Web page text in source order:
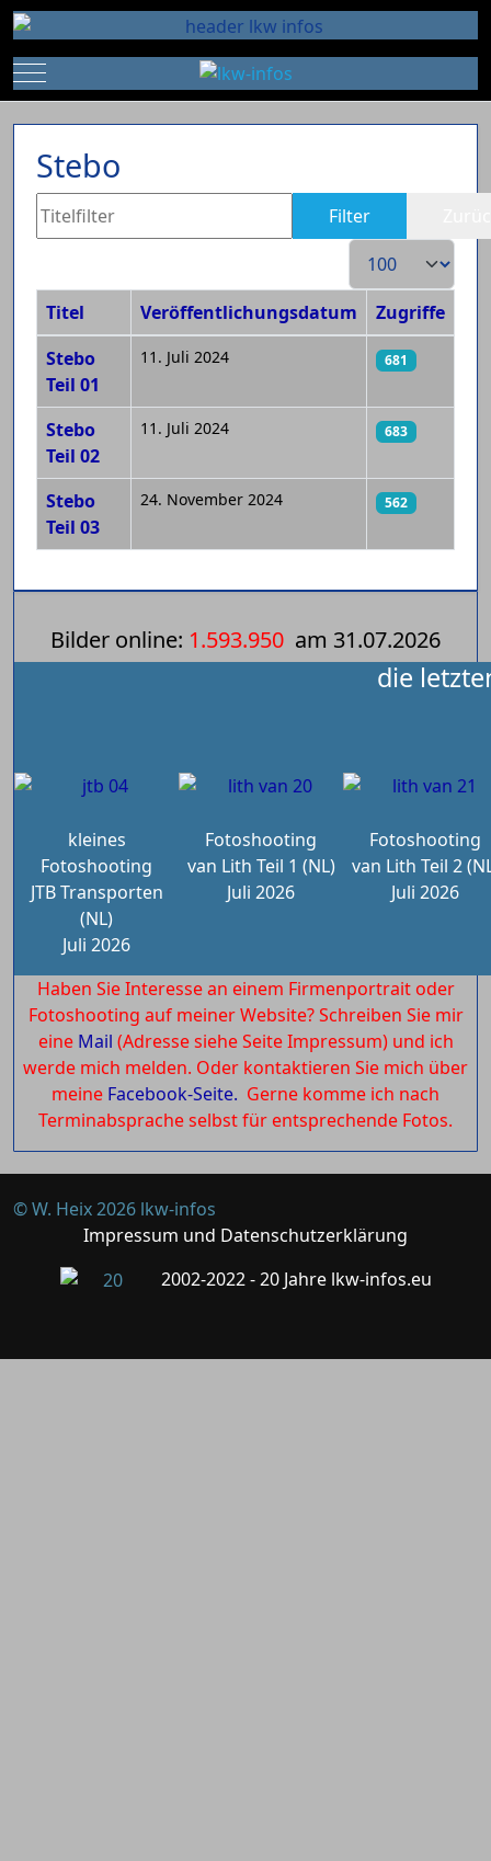
Mobile Menu Toggle
Stebo
Titelfilter Filter
Anzeige #
Beiträge
Titel Veröffentlichungsdatum
Zugriffe
Stebo
Teil 01
11. Juli 2024 681
Stebo
Teil 02
11. Juli 2024 683
Stebo
Teil 03
24. November 2024 562
Bilder online: 1.593.950 am 31.07.2026
die
kleines
Fotoshooting
JTB Transporten
(NL)
Juli 2026
Fotoshooting
van Lith Teil 1 (NL)
Juli 2026
Fotoshooting
van Lith Teil 2
Juli 2026
Haben Sie Interesse an einem Firmenportrait oder
Fotoshooting auf meiner Website? Schreiben Sie mir
eine Mail (Adresse siehe Seite Impressum) und ich
werde mich melden. Oder kontaktieren Sie mich über
meine Facebook-Seite. Gerne komme ich nach
Terminabsprache selbst für entsprechende Fotos.
© W. Heix 2026 lkw-infos
Impressum und Datenschutzerklärung
2002-2022 - 20 Jahre lkw-infos.eu